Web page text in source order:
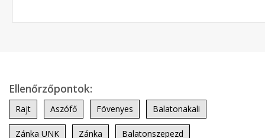
Ellenőrzőpontok:
Rajt Aszófő Fövenyes Balatonakali
Zánka UNK Zánka Balatonszepezd